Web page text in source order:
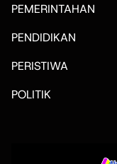
PEMERINTAHAN
PENDIDIKAN
PERISTIWA
POLITIK